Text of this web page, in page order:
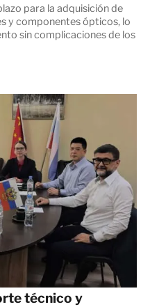
para la adquisición de
y componentes ópticos, lo
sin complicaciones de los
técnico y